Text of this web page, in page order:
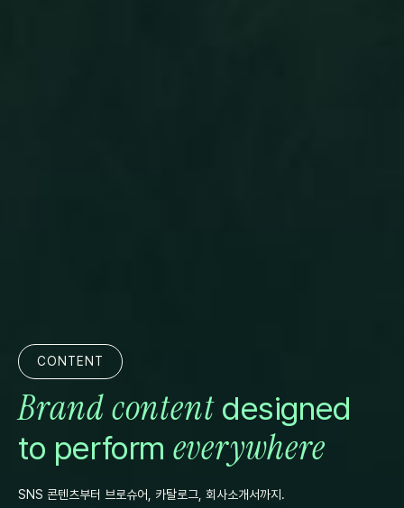
CONTENT
Brand contentdesigned
to perform everywhere
SNS 콘텐츠부터 브로슈어, 카탈로그, 회사소개서까지.